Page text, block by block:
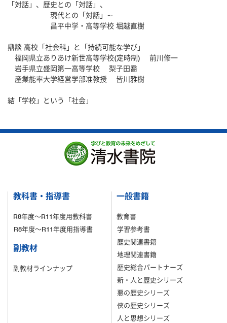
「対話」、歴史との「対話」、
現代との「対話」~
昌平中学・高等学校 堀越直樹
鼎談 高校「社会科」と「持続可能な学び」
福岡県立ありあけ新世高等学校(定時制) 前川修一
岩手県立盛岡第一高等学校 梨子田喬
産業能率大学経営学部准教授 皆川雅樹
結「学校」という「社会」
教科書・指導書
R8年度～R11年度用教科書
R8年度～R11年度用指導書
副教材
副教材ラインナップ
一般書籍
教育書
学習参考書
歴史関連書籍
地理関連書籍
歴史総合パートナーズ
新・人と歴史シリーズ
悪の歴史シリーズ
俠の歴史シリーズ
人と思想シリーズ